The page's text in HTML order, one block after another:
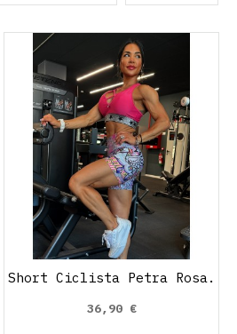
Short Ciclista Petra Rosa.
36,90 €